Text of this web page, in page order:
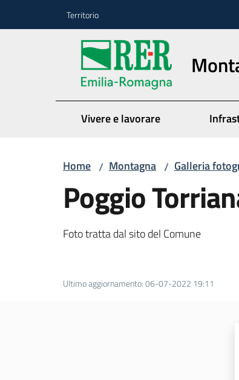
Territorio
Vivere e lavorare
Home / Montagna / Galleria
Poggio
Foto tratta dal sito del Comune
Ultimo aggiornamento:06-07-2022 19:11